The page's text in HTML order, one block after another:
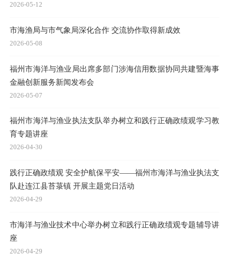
2026-05-12
市海渔局与市气象局深化合作 交流协作取得新成效
2026-05-08
福州市海洋与渔业局出席多部门涉海信用数据协同共建暨海事
金融创新服务新闻发布会
2026-05-07
福州市海洋与渔业执法支队举办树立和践行正确政绩观学习教
育专题讲座
2026-04-30
践行正确政绩观 安全护航保平安——福州市海洋与渔业执法支
队赴连江县苔菉镇 开展主题党日活动
2026-04-29
市海洋与渔业技术中心举办树立和践行正确政绩观专题辅导讲
座
2026-04-29